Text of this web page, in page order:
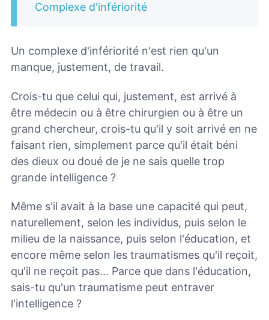
Complexe d'infériorité
Un complexe d'infériorité n'est rien qu'un
manque, justement, de travail.
Crois-tu que celui qui, justement, est arrivé à
être médecin ou à être chirurgien ou à être un
grand chercheur, crois-tu qu'il y soit arrivé en ne
faisant rien, simplement parce qu'il était béni
des dieux ou doué de je ne sais quelle trop
grande intelligence ?
Même s'il avait à la base une capacité qui peut,
naturellement, selon les individus, puis selon le
milieu de la naissance, puis selon l'éducation, et
encore même selon les traumatismes qu'il reçoit,
qu'il ne reçoit pas... Parce que dans l'éducation,
sais-tu qu'un traumatisme peut entraver
l'intelligence ?